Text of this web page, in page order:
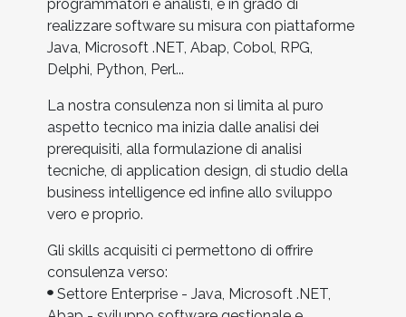
programmatori e analisti, è in grado di
realizzare software su misura con piattaforme
Java, Microsoft .NET, Abap, Cobol, RPG,
Delphi, Python, Perl...
La nostra consulenza non si limita al puro
aspetto tecnico ma inizia dalle analisi dei
prerequisiti, alla formulazione di analisi
tecniche, di application design, di studio della
business intelligence ed infine allo sviluppo
vero e proprio.
Gli skills acquisiti ci permettono di offrire
consulenza verso:
Settore Enterprise - Java, Microsoft .NET,